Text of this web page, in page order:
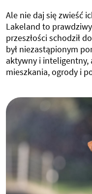
Ale nie daj się zwieść
Lakeland to
przeszłości schodził
był niezastąpionym
aktywny i inteligentny,
mieszkania, ogrody i